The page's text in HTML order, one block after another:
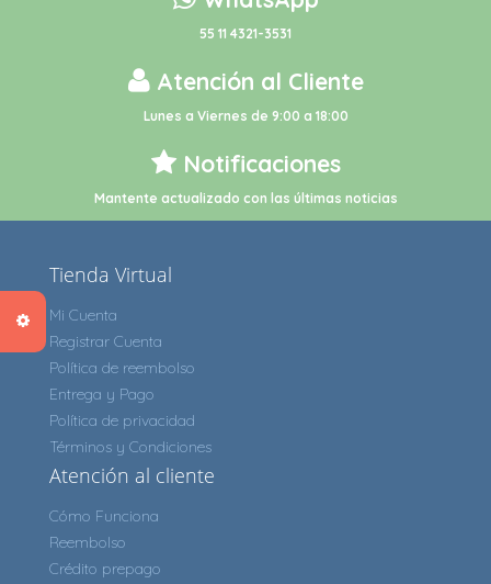
55 11 4321-3531
Atención al Cliente
Lunes a Viernes de 9:00 a 18:00
Notificaciones
Mantente actualizado con las últimas noticias
Tienda Virtual
Mi Cuenta
Registrar Cuenta
Política de reembolso
Entrega y Pago
Política de privacidad
Términos y Condiciones
Atención al cliente
Cómo Funciona
Reembolso
Crédito prepago